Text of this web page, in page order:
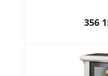
356